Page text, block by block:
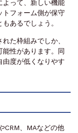
よって、新しい機能
トフォーム側が保守
あるでしょう。
た枠組みでしか、
性があります。同
由度が低くなりやす
CRM、MAなどの他